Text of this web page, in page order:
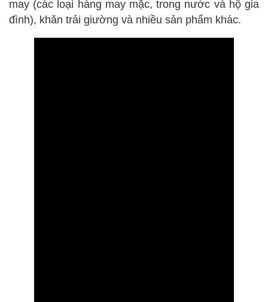
may (các loại hàng may mặc, trong nước và hộ gia
đình), khăn trải giường và nhiều sản phẩm khác.